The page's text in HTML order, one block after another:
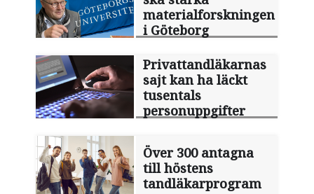
materialforskningen
i Göteborg
Privattandläkarnas
sajt kan ha läckt
tusentals
personuppgifter
Över 300 antagna
till höstens
tandläkarprogram